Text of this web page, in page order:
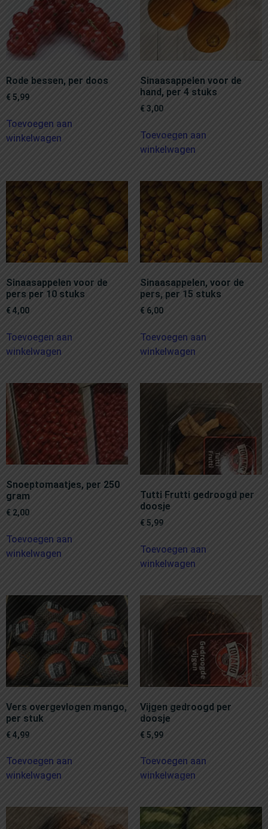
Rode bessen, per doos
€ 5,99
Toevoegen aan
winkelwagen
Sinaasappelen voor de
hand, per 4 stuks
€ 3,00
Toevoegen aan
winkelwagen
Sinaasappelen voor de
pers per 10 stuks
€ 4,00
Toevoegen aan
winkelwagen
Sinaasappelen, voor de
pers, per 15 stuks
€ 6,00
Toevoegen aan
winkelwagen
Snoeptomaatjes, per 250
gram
€ 2,00
Toevoegen aan
winkelwagen
Tutti Frutti gedroogd per
doosje
€ 5,99
Toevoegen aan
winkelwagen
Vers overgevlogen mango,
per stuk
€ 4,99
Toevoegen aan
winkelwagen
Vijgen gedroogd per
doosje
€ 5,99
Toevoegen aan
winkelwagen